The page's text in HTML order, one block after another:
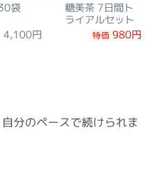
袋
4,100円
糖美茶 7日間ト
ライアルセット
特価 980円
分のペースで続けられま